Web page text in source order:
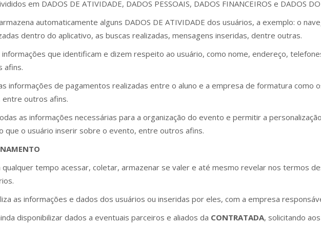
em DADOS DE ATIVIDADE, DADOS PESSOAIS, DADOS FINANCEIROS e DADOS
automaticamente alguns DADOS DE ATIVIDADE dos usuários, a exemplo: o
dentro do aplicativo, as buscas realizadas, mensagens inseridas, dentre outras.
que identificam e dizem respeito ao usuário, como nome, endereço,
afins.
informações de pagamentos realizadas entre o aluno e a empresa de formatura como
outros afins.
as informações necessárias para a organização do evento e permitir a
que o usuário inserir sobre o evento, entre outros afins.
qualquer tempo acessar, coletar, armazenar se valer e até mesmo revelar nos termos
as informações e dados dos usuários ou inseridas por eles, com a empresa
disponibilizar dados a eventuais parceiros e aliados da CONTRATADA, solicitando